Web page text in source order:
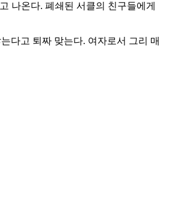
고 나온다. 폐쇄된 서클의 친구들에게
다고 퇴짜 맞는다. 여자로서 그리 매